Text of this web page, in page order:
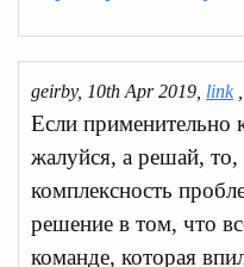
geirby, 10th Apr 2019, link,
Если применительно
жалуйся, а решай,
комплексность
решение в том, что
команде, которая